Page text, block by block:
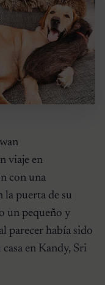
viaje en
con una
la puerta de su
un pequeño y
parecer había sido
en Kandy, Sri